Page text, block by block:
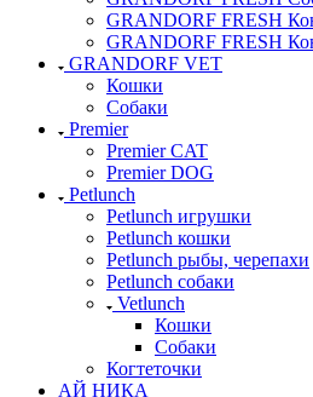
GRANDORF FRESH
GRANDORF FRESH
GRANDORF VET
Кошки
Собаки
Premier
Premier CAT
Premier DOG
Petlunch
Petlunch игрушки
Petlunch кошки
Petlunch рыбы, черепахи
Petlunch собаки
Vetlunch
Кошки
Собаки
Когтеточки
АЙ НИКА